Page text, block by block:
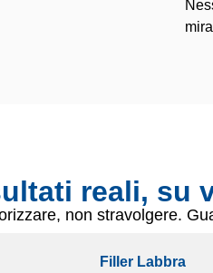
reali, su
non stravolgere.
Filler Labbra